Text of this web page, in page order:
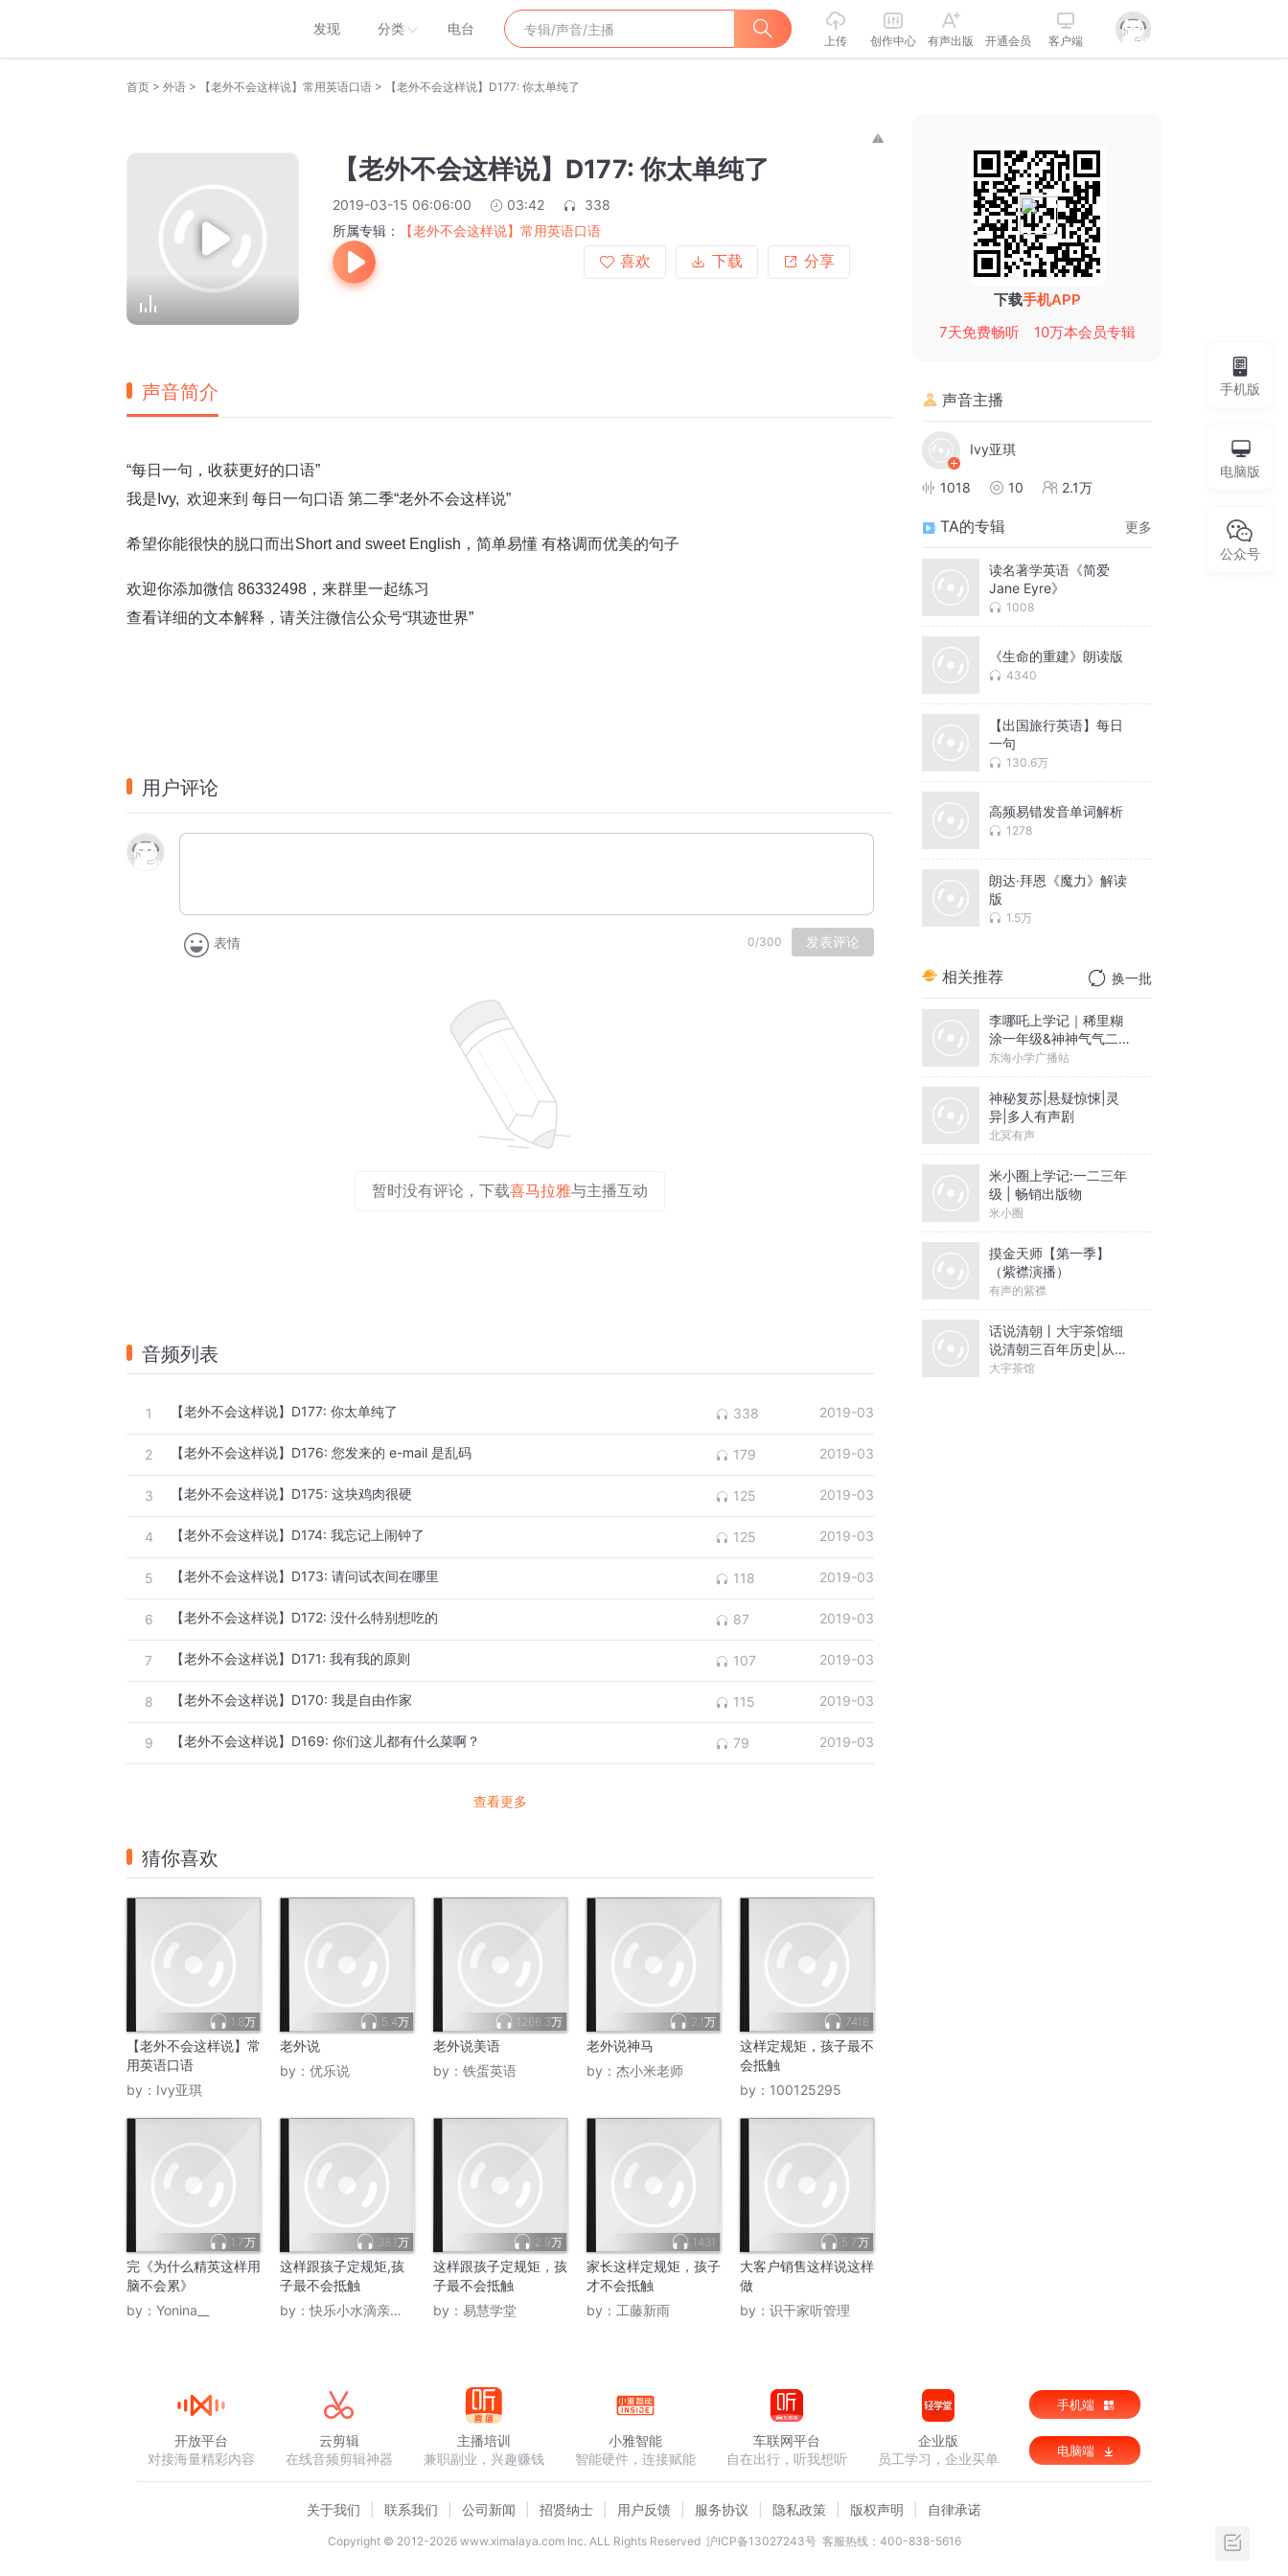
发现 分类 电台
上传 创作中心 有声出版 开通会员 客户端
首页 > 外语 > 【老外不会这样说】常用英语口语 > 【老外不会这样说】D177: 你太单纯了
【老外不会这样说】D177: 你太单纯了
2019-03-15 06:06:00 03:42
338
所属专辑：
【老外不会这样说】常用英语口语
喜欢
下载 分享
声音简介
“每日一句，收获更好的口语”
我是Ivy,  欢迎来到 每日一句口语 第二季“老外不会这样说”
希望你能很快的脱口而出Short and sweet English，简单易懂 有格调而优美的句子
欢迎你添加微信 86332498，来群里一起练习
查看详细的文本解释，请关注微信公众号“琪迹世界”
用户评论
表情 0/300 发表评论
暂时没有评论，下载喜马拉雅与主播互动
音频列表
1 【老外不会这样说】D177: 你太单纯了 338 2019-03
2 【老外不会这样说】D176: 您发来的 e-mail 是乱码 179 2019-03
3 【老外不会这样说】D175: 这块鸡肉很硬 125 2019-03
4 【老外不会这样说】D174: 我忘记上闹钟了 125 2019-03
5 【老外不会这样说】D173: 请问试衣间在哪里 118 2019-03
6 【老外不会这样说】D172: 没什么特别想吃的 87 2019-03
7 【老外不会这样说】D171: 我有我的原则 107 2019-03
8 【老外不会这样说】D170: 我是自由作家 115 2019-03
9 【老外不会这样说】D169: 你们这儿都有什么菜啊？ 79 2019-03
查看更多
猜你喜欢
1.8万
【老外不会这样说】常
用英语口语
by： Ivy亚琪
5.4万
老外说
by： 优乐说
1266.3万
老外说美语
by： 铁蛋英语
2.1万
老外说神马
by： 杰小米老师
7416
这样定规矩，孩子最不
会抵触
by： 100125295
1.7万
完《为什么精英这样用
脑不会累》
by： Yonina__
38.1万
这样跟孩子定规矩,孩
子最不会抵触
by：快乐小水滴亲子好时光
2.9万
这样跟孩子定规矩，孩
子最不会抵触
by： 易慧学堂
1431
家长这样定规矩，孩子
才不会抵触
by： 工藤新雨
5.7万
大客户销售这样说这样
做
by： 识干家听管理
下载手机APP
7天免费畅听
10万本会员专辑
声音主播
Ivy亚琪
1018 10 2.1万
TA的专辑 更多
读名著学英语《简爱
Jane Eyre》
1008
《生命的重建》朗读版
4340
【出国旅行英语】每日
一句
130.6万
高频易错发音单词解析
1278
朗达·拜恩《魔力》解读
版
1.5万
相关推荐 换一批
李哪吒上学记｜稀里糊
涂一年级&神神气气二年
级
东海小学广播站
神秘复苏|悬疑惊悚|灵
异|多人有声剧
北冥有声
米小圈上学记:一二三年
级 | 畅销出版物
米小圈
摸金天师【第一季】
（紫襟演播）
有声的紫襟
话说清朝丨大宇茶馆细
说清朝三百年历史|从努
尔哈赤到末代皇帝溥仪|
大宇茶馆
手机版
电脑版
公众号
开放平台
对接海量精彩内容
云剪辑
在线音频剪辑神器
主播培训
兼职副业，兴趣赚钱
小雅智能
智能硬件，连接赋能
车联网平台
自在出行，听我想听
企业版
员工学习，企业买单
手机端
电脑端
关于我们 联系我们 公司新闻 招贤纳士 用户反馈 服务协议 隐私政策 版权声明 自律承诺
Copyright © 2012-2026www.ximalaya.com lnc. ALL Rights Reserved 沪ICP备13027243号 客服热线：400-838-5616